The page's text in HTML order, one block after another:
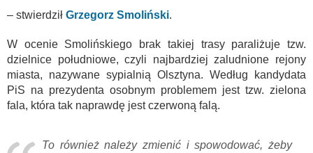
– stwierdził Grzegorz Smoliński.
W ocenie Smolińskiego brak takiej trasy paraliżuje tzw.
dzielnice południowe, czyli najbardziej zaludnione rejony
miasta, nazywane sypialnią Olsztyna. Według kandydata
PiS na prezydenta osobnym problemem jest tzw. zielona
fala, która tak naprawdę jest czerwoną falą.
To również należy zmienić i spowodować, żeby